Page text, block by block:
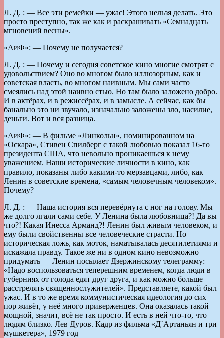
Л. Д. : — Все эти ремейки — ужас! Этого нельзя делать. Это
просто преступно, так же как и раскрашивать «Семнадцать
мгновений весны».
«АиФ»: — Почему не получается?
Л. Д. : — Почему и сегодня советское кино многие смотрят с
удовольствием? Оно во многом было иллюзорным, как и
советская власть, во многом наивным. Мы сами часто
смеялись над этой наивно стью. Но там было заложено добро.
И в актёрах, и в режиссёрах, и в замысле. А сейчас, как бы
банально это ни звучало, изначально заложены зло, насилие,
деньги. Вот и вся разница.
«АиФ»: — В фильме «Линкольн», номинированном на
«Оскара», Стивен Спилберг с такой любовью показал 16-го
президента США, что невольно проникаешься к нему
уважением. Наши исторические личности в кино, как
правило, показаны либо какими-то мерзавцами, либо, как
Ленин в советские времена, «самым человечным человеком».
Почему?
Л. Д. : — Наша история вся перевёрнута с ног на голову. Мы
же долго лгали сами себе. У Ленина была любовница?! Да вы
что?! Какая Инесса Арманд?! Ленин был живым человеком, и
ему были свойственны все человеческие страсти. Но
историческая ложь, как моток, наматывалась десятилетиями и
искажала правду. Такое же ни в одном кино невозможно
придумать — Ленин посылает Дзержинскому телеграмму:
«Надо воспользоваться теперешним временем, когда люди в
губерниях от голода едят друг друга, и как можно больше
расстрелять священнослужителей». Представляете, какой был
ужас. И в то же время коммунистическая идеология до сих
пор живёт, у неё много приверженцев. Она оказалась такой
мощной, значит, всё не так просто. И есть в ней что-то, что
людям близко. Лев Дуров. Кадр из фильма «Д`Артаньян и три
мушкетера», 1979 год